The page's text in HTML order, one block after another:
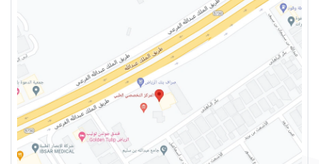
جراحة تجميل العيون بالرياض
عمليات تجميل العيون الغائرة